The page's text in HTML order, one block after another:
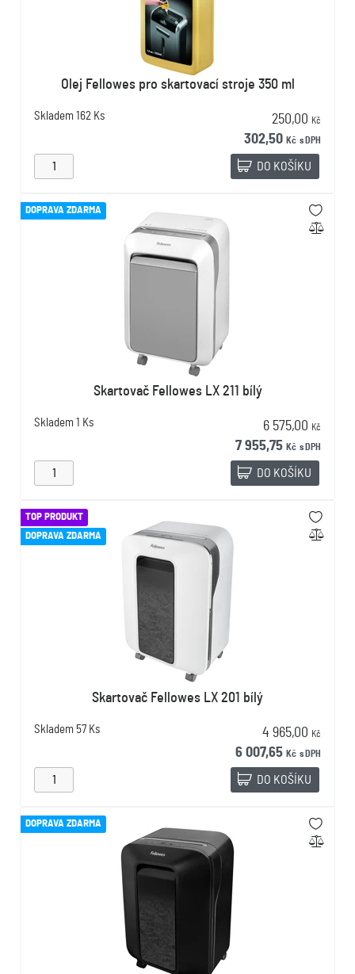
Olej Fellowes pro skartovací stroje 350 ml
Skladem 162 Ks 250,00 Kč
302,50 Kč s DPH
DO KOŠÍKU
DOPRAVA ZDARMA
Skartovač Fellowes LX 211 bílý
Skladem 1 Ks 6 575,00 Kč
7 955,75 Kč s DPH
DO KOŠÍKU
TOP PRODUKT
DOPRAVA ZDARMA
Skartovač Fellowes LX 201 bílý
Skladem 57 Ks 4 965,00 Kč
6 007,65 Kč s DPH
DO KOŠÍKU
DOPRAVA ZDARMA